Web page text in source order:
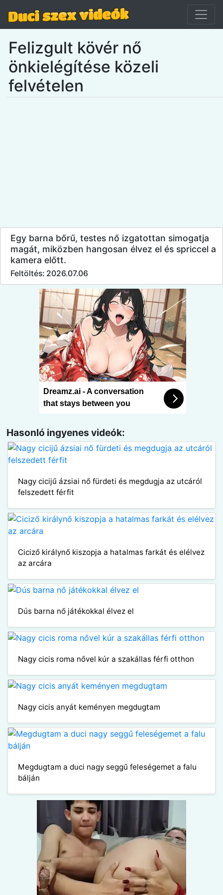
Felizgult kövér nő
önkielégítése közeli
felvételen
Egy barna bőrű, testes nő izgatottan simogatja
magát, miközben hangosan élvez el és spriccel a
kamera előtt.
Feltöltés: 2026.07.06
Dreamz.ai - A conversation
that stays between you
Hasonló ingyenes videók:
Nagy cicijű ázsiai nő fürdeti és megdugja az utcáról
felszedett férfit
Ciciző királynő kiszopja a hatalmas farkát és elélvez
az arcára
Dús barna nő játékokkal élvez el
Nagy cicis roma nővel kúr a szakállas férfi otthon
Nagy cicis anyát keményen megdugtam
Megdugtam a duci nagy seggű feleségemet a falu
bálján